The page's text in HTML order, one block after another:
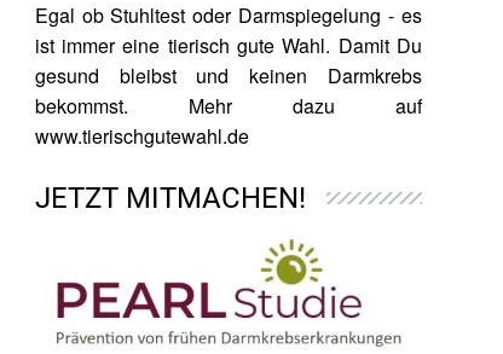
Egal ob Stuhltest oder Darmspiegelung - es
ist immer eine tierisch gute Wahl. Damit Du
gesund bleibst und keinen Darmkrebs
bekommst. Mehr dazu auf
www.tierischgutewahl.de
JETZT MITMACHEN!